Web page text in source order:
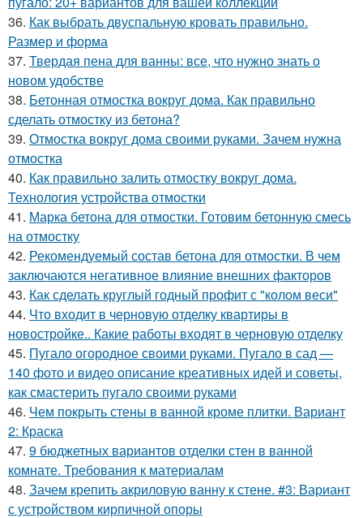
36. Как выбрать двуспальную кровать правильно.
Размер и форма
37. Твердая пена для ванны: все, что нужно знать о
новом удобстве
38. Бетонная отмостка вокруг дома. Как правильно
сделать отмостку из бетона?
39. Отмостка вокруг дома своими руками. Зачем нужна
отмостка
40. Как правильно залить отмостку вокруг дома.
Технология устройства отмостки
41. Марка бетона для отмостки. Готовим бетонную смесь
на отмостку
42. Рекомендуемый состав бетона для отмостки. В чем
заключаются негативное влияние внешних факторов
43. Как сделать круглый годный профит с "колом веси"
44. Что входит в черновую отделку квартиры в
новостройке.. Какие работы входят в черновую отделку
45. Пугало огородное своими руками. Пугало в сад —
140 фото и видео описание креативных идей и советы,
как смастерить пугало своими руками
46. Чем покрыть стены в ванной кроме плитки. Вариант
2: Краска
47. 9 бюджетных вариантов отделки стен в ванной
комнате. Требования к материалам
48. Зачем крепить акриловую ванну к стене. #3: Вариант
с устройством кирпичной опоры